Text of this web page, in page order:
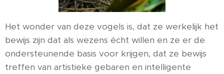
Het wonder van deze vogels is, dat ze werkelijk het
bewijs zijn dat als wezens écht willen en ze er de
ondersteunende basis voor krijgen, dat ze bewijs
treffen van artistieke gebaren en intelligente